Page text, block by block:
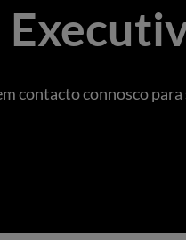
contacto connosco para